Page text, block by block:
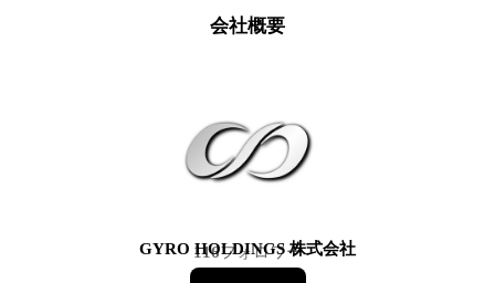
会社概要
GYRO HOLDINGS 株式会社
116フォロワー